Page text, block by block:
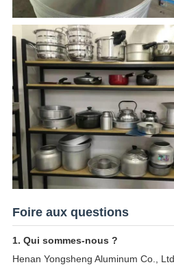
Foire aux questions
1. Qui sommes-nous ?
Henan Yongsheng Aluminum Co.,